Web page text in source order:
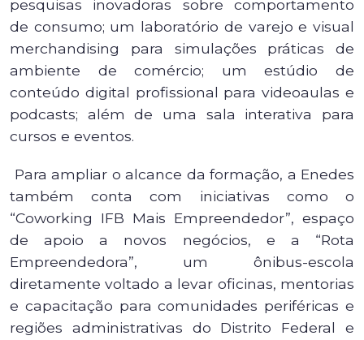
pesquisas inovadoras sobre comportamento
de consumo; um laboratório de varejo e visual
merchandising para simulações práticas de
ambiente de comércio; um estúdio de
conteúdo digital profissional para videoaulas e
podcasts; além de uma sala interativa para
cursos e eventos.
Para ampliar o alcance da formação, a Enedes
também conta com iniciativas como o
“Coworking IFB Mais Empreendedor”, espaço
de apoio a novos negócios, e a “Rota
Empreendedora”, um ônibus-escola
diretamente voltado a levar oficinas, mentorias
e capacitação para comunidades periféricas e
regiões administrativas do Distrito Federal e